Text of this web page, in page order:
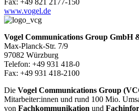
www.vogel.de
Vogel Communications Group GmbH
Max-Planck-Str. 7/9
97082 Würzburg
Telefon: +49 931 418-0
Fax: +49 931 418-2100
Die Vogel Communications Group
Mitarbeiter:innen und rund 100 Mio.
von Fachkommunikation und